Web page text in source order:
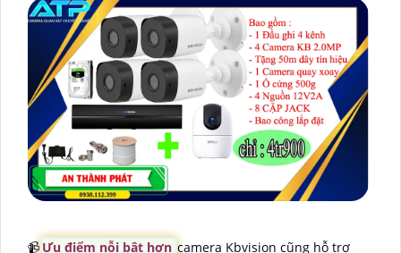
📹 Ưu điểm nỗi bật hơn camera Kbvision cũng hỗ trợ